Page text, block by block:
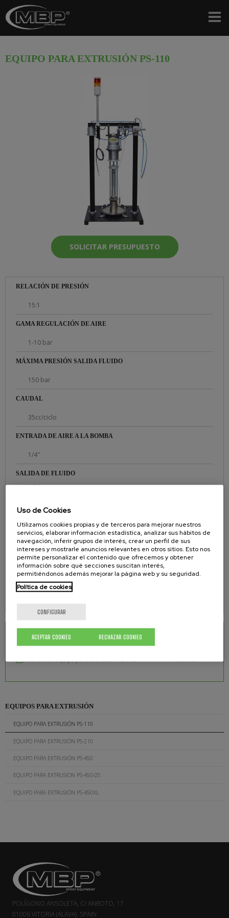
EQUIPO PARA EXTRUSIÓN PS-110
SOLICITAR PRESUPUESTO
RELACIÓN DE PRESIÓN
15:1
GAMA REGULACIÓN DE AIRE
1-10 bar
MÁXIMA PRESIÓN SALIDA FLUIDO
150 bar
CAUDAL
35cc/ciclo
ENTRADA DE AIRE A LA BOMBA
1/4''
SALIDA DE FLUIDO
1/2''
PESO
60 kgs.
EMPAQUETADURAS
Teflón y polietileno
JUNTAS DEL PLATO SEGUIDOR
VITON / EPDM
DESCARGAS RELACIONADAS
Manual de equipo para extrusión PS-110 1.00 Mb.
EQUIPOS PARA EXTRUSIÓN
EQUIPO PARA EXTRUSIÓN PS-110
EQUIPO PARA EXTRUSIÓN PS-210
EQUIPO PARA EXTRUSIÓN PS-450
EQUIPO PARA EXTRUSION PS-450/25
EQUIPO PARA EXTRUSIÓN PS-450XL
POLÍGONO ANSOLETA, C/ ANBOTO, 17
01006 VITORIA (ÁLAVA). SPAIN
Uso de Cookies
Utilizamos cookies propias y de terceros para mejorar nuestros
servicios, elaborar información estadística, analizar sus hábitos de
navegación, inferir grupos de interés, crear un perfil de sus
intereses y mostrarle anuncios relevantes en otros sitios. Esto nos
permite personalizar el contenido que ofrecemos y obtener
información sobre qué secciones suscitan interés,
permitiéndonos además mejorar la página web y su seguridad.
Política de cookies
CONFIGURAR
RECHAZAR COOKIES
ACEPTAR COOKIES